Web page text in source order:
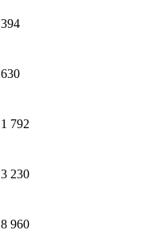
394
630
1 792
3 230
8 960